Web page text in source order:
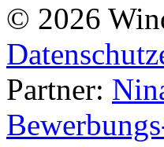
© 2026
Partner: